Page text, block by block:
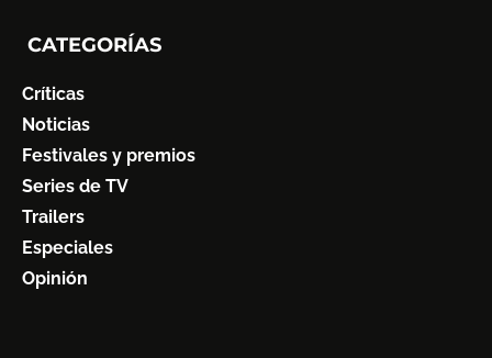
CATEGORÍAS
Críticas
Noticias
Festivales y premios
Series de TV
Trailers
Especiales
Opinión